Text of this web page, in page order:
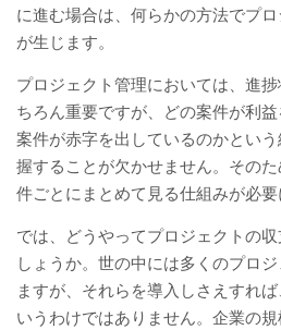
に進む場合は、何らかの方法でプ
が生じます。
プロジェクト管理においては、進
ちろん重要ですが、どの案件が利
案件が赤字を出しているのかとい
握することが欠かせません。その
件ごとにまとめて見る仕組みが必要
では、どうやってプロジェクトの
しょうか。世の中には多くのプロ
ますが、それらを導入しさえすれ
いうわけではありません。企業の